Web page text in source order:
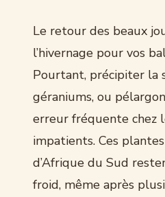
Le retour des beaux
l’hivernage pour vos
Pourtant, précipiter la
géraniums, ou
erreur fréquente chez
impatients. Ces
d’Afrique du Sud
froid, même après